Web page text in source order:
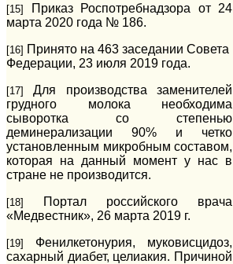
[15]
Приказ Роспотребнадзора от 24
марта 2020 года № 186.
[16] Принято на 463 заседании Совета
Федерации, 23 июля 2019 года.
[17]
Для производства заменителей
грудного молока необходима
сыворотка со степенью
деминерализации 90% и четко
установленным микробным составом,
которая на данный момент у нас в
стране не производится.
[18]
Портал российского врача
«Медвестник», 26 марта 2019 г.
[19]
Фенилкетонурия, муковисцидоз,
сахарный диабет, целиакия. Причиной